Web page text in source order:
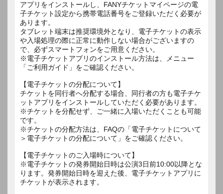
アプリをインストールし、FANYチケットマイページの電
子チケット設定から携帯電話番号をご登録いただく必要が
あります。
タブレット端末は推奨環境外となり、電子チケットの表示
や入場処理の際に正常に動作しない場合がございますの
で、必ずスマートフォンをご用意ください。
※電子チケットアプリのインストール方法は、メニュー
「ご利用ガイド」をご確認ください。
【電子チケットの分配について】
チケットを同行者へ分配する場合、同行者の方も電子チケ
ットアプリをインストールしていただく必要があります。
※チケットを分配せず、ご一緒に入場いただくことも可能
です。
※チケットの分配方法は、FAQの「電子チケットについて
＞電子チケットの分配について」をご確認ください。
【電子チケットのご入場時について】
※電子チケットの発券開始日時は公演3日前10:00以降とな
ります。発券開始日時を迎えた後、電子チケットアプリに
チケットが表示されます。